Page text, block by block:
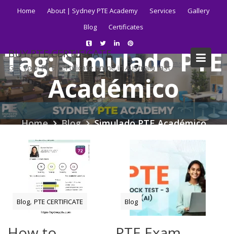
Home About | Sydney PTE Academy Services
Gallery
Blog
Certificates
BUY PTE CERTIFICATE
Get your PTE certificate online in Australia fast.
Tag:Simulado PTE
Académico
Home Blog Simulado PTE Académico
Blog,PTE CERTIFICATE Blog